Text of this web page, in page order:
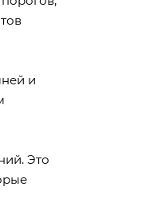
и
Это